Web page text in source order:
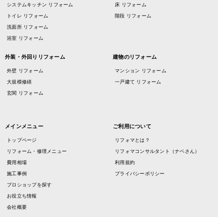
システムキッチン リフォーム
トイレ リフォーム
洗面所 リフォーム
浴室 リフォーム
床 リフォーム
階段 リフォーム
外装・外回りリフォーム
外壁 リフォーム
大規模修繕
玄関 リフォーム
建物のリフォーム
マンション リフォーム
一戸建て リフォーム
メインメニュー
トップページ
リフォーム・修理メニュー
費用相場
施工事例
プロショップを探す
お役立ち情報
会社概要
ご利用について
リフォマとは？
リフォマコンサルタント（ナベさん）
利用規約
プライバシーポリシー